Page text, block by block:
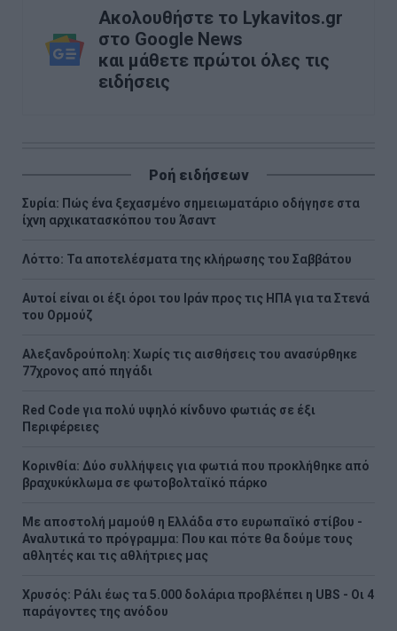
Ακολουθήστε το Lykavitos.gr
στο Google News
και μάθετε πρώτοι όλες τις
ειδήσεις
Ροή ειδήσεων
Συρία: Πώς ένα ξεχασμένο σημειωματάριο οδήγησε στα
ίχνη αρχικατασκόπου του Άσαντ
Λόττο: Τα αποτελέσματα της κλήρωσης του Σαββάτου
Αυτοί είναι οι έξι όροι του Ιράν προς τις ΗΠΑ για τα Στενά
του Ορμούζ
Αλεξανδρούπολη: Χωρίς τις αισθήσεις του ανασύρθηκε
77χρονος από πηγάδι
Red Code για πολύ υψηλό κίνδυνο φωτιάς σε έξι
Περιφέρειες
Κορινθία: Δύο συλλήψεις για φωτιά που προκλήθηκε από
βραχυκύκλωμα σε φωτοβολταϊκό πάρκο
Με αποστολή μαμούθ η Ελλάδα στο ευρωπαϊκό στίβου -
Αναλυτικά το πρόγραμμα: Που και πότε θα δούμε τους
αθλητές και τις αθλήτριες μας
Χρυσός: Ράλι έως τα 5.000 δολάρια προβλέπει η UBS - Οι 4
παράγοντες της ανόδου